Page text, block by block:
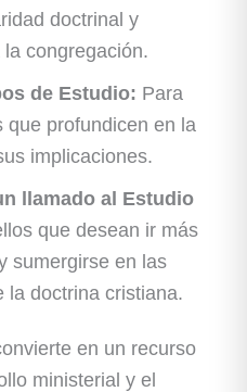
doctrinal y
congregación.
de Estudio: Para
que profundicen en la
implicaciones.
llamado al Estudio
que desean ir más
sumergirse en las
la doctrina cristiana.
en un recurso
ministerial y el